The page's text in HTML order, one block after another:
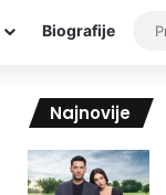
Biografije
Najnovije